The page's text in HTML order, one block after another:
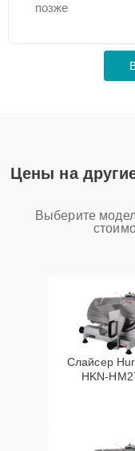
позже
Цены на
Выберите
Слайсер
HKN-